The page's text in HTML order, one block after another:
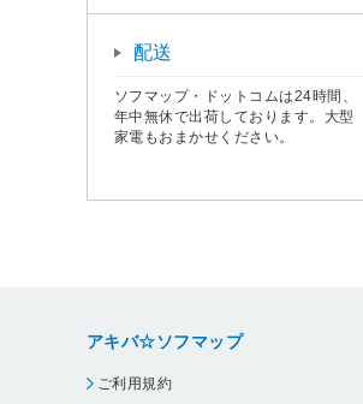
配送
ソフマップ・ドットコムは24時間、
年中無休で出荷しております。大型
家電もおまかせください。
アキバ☆ソフマップ
ご利用規約